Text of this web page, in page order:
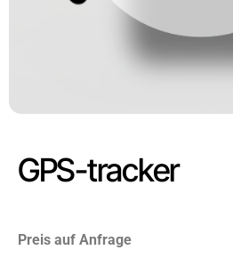
GPS-tracker
Preis auf Anfrage